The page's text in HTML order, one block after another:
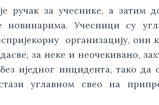
ручак за учеснике, а затим
Учесници су
организацију, они
за неке и неочекивано,
иједног инцидента, тако да
углавном свео на